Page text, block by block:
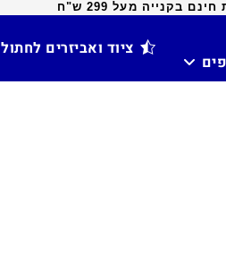
בקנייה מעל 299 ש"ח
ציוד ואביזרים לחתול